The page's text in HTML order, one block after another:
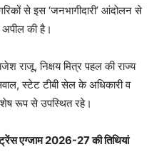
से इस ‘जनभागीदारी’ आंदोलन से
की है।
राजू, निक्षय मित्र पहल की राज्य
स्टेट टीबी सेल के अधिकारी व
रूप से उपस्थित रहे।
एंट्रेंस एग्जाम 2026-27 की तिथियां